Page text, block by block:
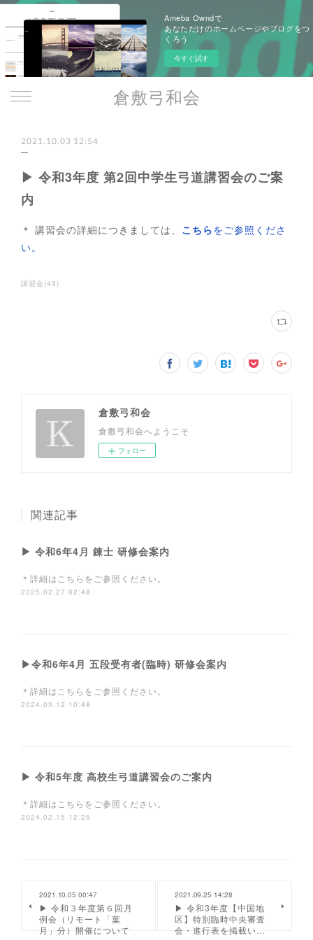
Ameba Owndで
あなただけのホームページやブログをつ
くろう
今すぐ試す
倉敷弓和会
2021.10.03 12:54
▶ 令和3年度 第2回中学生弓道講習会のご案
内
＊ 講習会の詳細につきましては、 こちらをご参照くださ
い。
講習会 (43)
倉敷弓和会
倉敷弓和会へようこそ
フォロー
関連記事
▶ 令和6年4月 錬士 研修会案内
＊詳細はこちらをご参照ください。
2025.02.27 02:48
▶令和6年4月 五段受有者(臨時) 研修会案内
＊詳細はこちらをご参照ください。
2024.03.12 10:48
▶ 令和5年度 高校生弓道講習会のご案内
＊詳細はこちらをご参照ください。
2024.02.15 12:25
2021.10.05 00:47
▶ 令和３年度第６回月
例会（リモート「葉
月」分）開催について
2021.09.25 14:28
▶ 令和3年度【中国地
区】特別臨時中央審査
会・進行表を掲載い…